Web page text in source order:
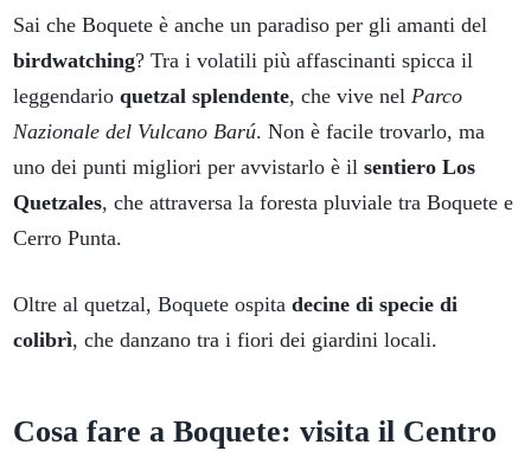
Sai che Boquete è anche un paradiso per gli amanti del
birdwatching? Tra i volatili più affascinanti spicca il
leggendario quetzal splendente, che vive nel Parco
Nazionale del Vulcano Barú. Non è facile trovarlo, ma
uno dei punti migliori per avvistarlo è il sentiero Los
Quetzales, che attraversa la foresta pluviale tra Boquete e
Cerro Punta.
Oltre al quetzal, Boquete ospita decine di specie di
colibrì, che danzano tra i fiori dei giardini locali.
Cosa fare a Boquete: visita il Centro